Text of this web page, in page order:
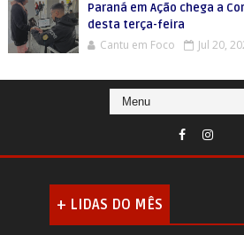
Paraná em Ação chega a
desta terça-feira
Cantu em Foco Jul 20,
+ LIDAS DO MÊS